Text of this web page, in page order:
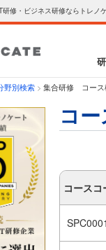
修・ビジネス研修ならトレノケ
別検索 > 集合研修 コース
コ
コースコ